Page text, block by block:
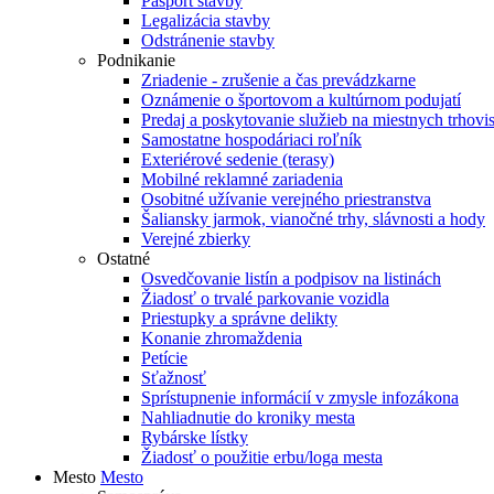
Legalizácia stavby
Odstránenie stavby
Podnikanie
Zriadenie - zrušenie a čas prevádzkarne
Oznámenie o športovom a kultúrnom podujatí
Predaj a poskytovanie služieb na miestnych
Samostatne hospodáriaci roľník
Exteriérové sedenie (terasy)
Mobilné reklamné zariadenia
Osobitné užívanie verejného priestranstva
Šaliansky jarmok, vianočné trhy, slávnosti a hody
Verejné zbierky
Ostatné
Osvedčovanie listín a podpisov na listinách
Žiadosť o trvalé parkovanie vozidla
Priestupky a správne delikty
Konanie zhromaždenia
Petície
Sťažnosť
Sprístupnenie informácií v zmysle infozákona
Nahliadnutie do kroniky mesta
Rybárske lístky
Žiadosť o použitie erbu/loga mesta
Mesto Mesto